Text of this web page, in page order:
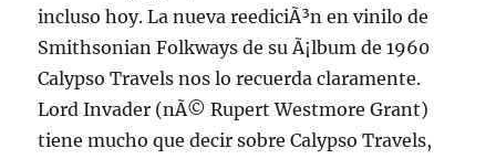
incluso hoy. La nueva reediciÃ³n en vinilo de
Smithsonian Folkways de su Ã¡lbum de 1960
Calypso Travels nos lo recuerda claramente.
Lord Invader (nÃ© Rupert Westmore Grant)
tiene mucho que decir sobre Calypso Travels,